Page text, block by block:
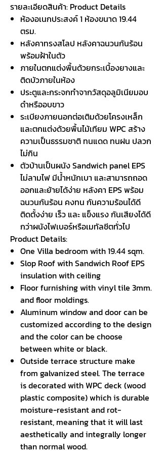
รายละเอียดสินค้า: Product Details
ห้องอเนกประสงค์1 ห้องขนาด 19.44
ตรม.
หลังคาทรงสโลป หลังคาฉนวนกันร้อน
พร้อมฝ้าในตัว
ภายในตกแต่งพื้นด้วยกระเบื้องยางและ
ติดบัวภายในห้อง
ประตูและกระจกทำจากวัสดุอลูมิเนียมอบ
ดำหรืออบขาว
ระเบียงภายนอกต่อเติมด้วยโครงเหล็ก
และตกแต่งด้วยพื้นไม้เทียม WPC สร้าง
ความเป็นธรรมชาติ ทนแดด ทนฝน ปลวก
ไม่กิน
ตัวบ้านเป็นผนังSandwich panel EPS
ไม่ลามไฟ มีน้ำหนักเบา และสามารถถอด
ออกและย้ายได้ง่าย หลังคา EPS พร้อม
ฉนวนกันร้อน คงทน กันความร้อนได้ดี
ติดตั้งง่าย เร็ว และ แข็งแรง กันเสียงได้ดี
กว่าผนังไฟเบอร์หรือเมทัลชีตทั่วไป
Product Details:
One Villa bedroom with 19.44 sqm.
Slop Roof with Sandwich Roof EPS
insulation with ceiling
Floor furnishing with vinyl tile 3mm.
and floor moldings.
Aluminum window and door can be
customized according to the design
and the color can be choose
between white or black.
Outside terrace structure make
from galvanized steel. The terrace
is decorated with WPC deck (wood
plastic composite) which is durable
moisture-resistant and rot-
resistant, meaning that it will last
aesthetically and integrally longer
than normal wood.